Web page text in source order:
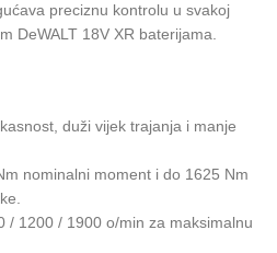
preciznu kontrolu u svakoj
DeWALT 18V XR baterijama.
duži vijek trajanja i manje
nominalni moment i do 1625 Nm
/ 1200 / 1900 o/min za maksimalnu